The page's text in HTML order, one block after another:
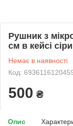
Рушник з
см в кейсі
Немає в наявності
Код:
500 ₴
Опис